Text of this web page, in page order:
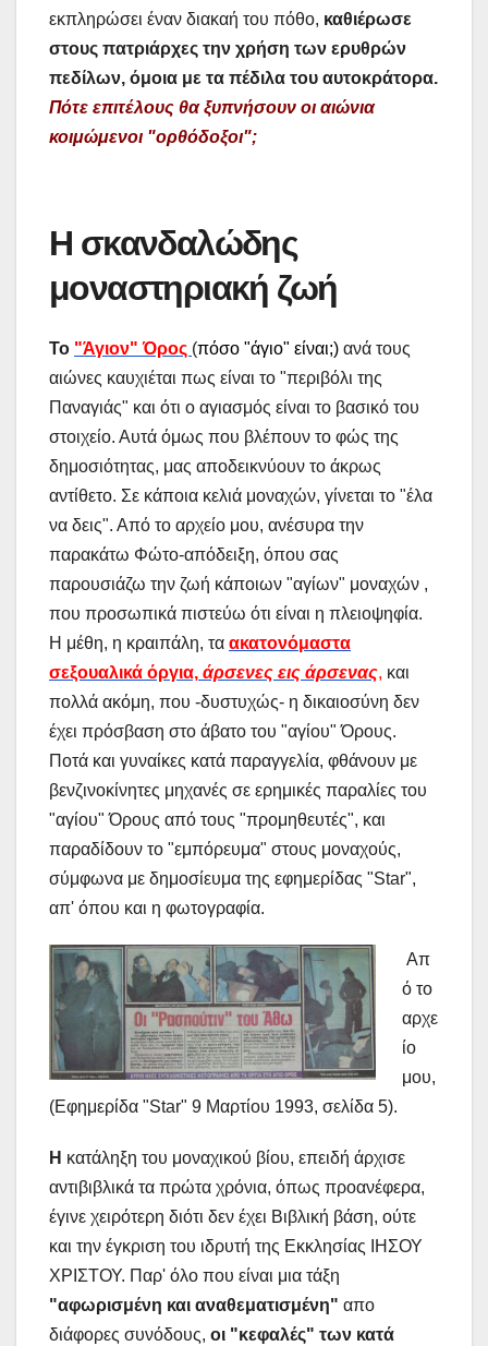
εκπληρώσει έναν διακαή του πόθο, καθιέρωσε
στους πατριάρχες την χρήση των ερυθρών
πεδίλων, όμοια με τα πέδιλα του αυτοκράτορα.
Πότε επιτέλους θα ξυπνήσουν οι αιώνια
κοιμώμενοι "ορθόδοξοι";
Η σκανδαλώδης
μοναστηριακή ζωή
Το "Άγιον" Όρος (πόσο "άγιο" είναι;) ανά τους
αιώνες καυχιέται πως είναι το "περιβόλι της
Παναγιάς" και ότι ο αγιασμός είναι το βασικό του
στοιχείο. Αυτά όμως που βλέπουν το φώς της
δημοσιότητας, μας αποδεικνύουν το άκρως
αντίθετο. Σε κάποια κελιά μοναχών, γίνεται το "έλα
να δεις". Από το αρχείο μου, ανέσυρα την
παρακάτω Φώτο-απόδειξη, όπου σας
παρουσιάζω την ζωή κάποιων "αγίων" μοναχών ,
που προσωπικά πιστεύω ότι είναι η πλειοψηφία.
Η μέθη, η κραιπάλη, τα ακατονόμαστα
σεξουαλικά όργια, άρσενες εις άρσενας, και
πολλά ακόμη, που -δυστυχώς- η δικαιοσύνη δεν
έχει πρόσβαση στο άβατο του "αγίου" Όρους.
Ποτά και γυναίκες κατά παραγγελία, φθάνουν με
βενζινοκίνητες μηχανές σε ερημικές παραλίες του
"αγίου" Όρους από τους "προμηθευτές", και
παραδίδουν το "εμπόρευμα" στους μοναχούς,
σύμφωνα με δημοσίευμα της εφημερίδας "Star",
απ' όπου και η φωτογραφία.
Απ
ό το
αρχε
ίο
μου,
(Εφημερίδα "Star" 9 Μαρτίου 1993, σελίδα 5).
Η κατάληξη του μοναχικού βίου, επειδή άρχισε
αντιβιβλικά τα πρώτα χρόνια, όπως προανέφερα,
έγινε χειρότερη διότι δεν έχει Βιβλική βάση, ούτε
και την έγκριση του ιδρυτή της Εκκλησίας ΙΗΣΟΥ
ΧΡΙΣΤΟΥ. Παρ' όλο που είναι μια τάξη
"αφωρισμένη και αναθεματισμένη" απο
διάφορες συνόδους, οι "κεφαλές" των κατά